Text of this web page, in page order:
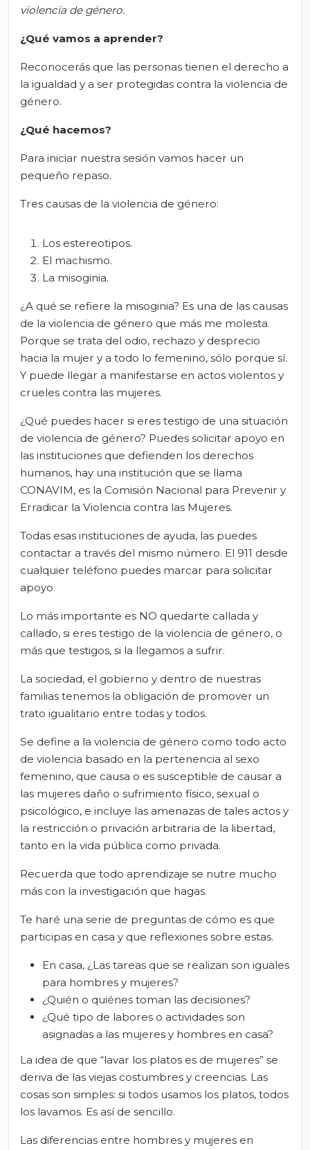
violencia de género.
¿Qué vamos a aprender?
Reconocerás que las personas tienen el derecho a
la igualdad y a ser protegidas contra la violencia de
género.
¿Qué hacemos?
Para iniciar nuestra sesión vamos hacer un
pequeño repaso.
Tres causas de la violencia de género:
Los estereotipos.
El machismo.
La misoginia.
¿A qué se refiere la misoginia? Es una de las causas
de la violencia de género que más me molesta.
Porque se trata del odio, rechazo y desprecio
hacia la mujer y a todo lo femenino, sólo porque sí.
Y puede llegar a manifestarse en actos violentos y
crueles contra las mujeres.
¿Qué puedes hacer si eres testigo de una situación
de violencia de género? Puedes solicitar apoyo en
las instituciones que defienden los derechos
humanos, hay una institución que se llama
CONAVIM, es la Comisión Nacional para Prevenir y
Erradicar la Violencia contra las Mujeres.
Todas esas instituciones de ayuda, las puedes
contactar a través del mismo número. El 911 desde
cualquier teléfono puedes marcar para solicitar
apoyo.
Lo más importante es NO quedarte callada y
callado, si eres testigo de la violencia de género, o
más que testigos, si la llegamos a sufrir.
La sociedad, el gobierno y dentro de nuestras
familias tenemos la obligación de promover un
trato igualitario entre todas y todos.
Se define a la violencia de género como todo acto
de violencia basado en la pertenencia al sexo
femenino, que causa o es susceptible de causar a
las mujeres daño o sufrimiento físico, sexual o
psicológico, e incluye las amenazas de tales actos y
la restricción o privación arbitraria de la libertad,
tanto en la vida pública como privada.
Recuerda que todo aprendizaje se nutre mucho
más con la investigación que hagas.
Te haré una serie de preguntas de cómo es que
participas en casa y que reflexiones sobre estas.
En casa, ¿Las tareas que se realizan son iguales
para hombres y mujeres?
¿Quién o quiénes toman las decisiones?
¿Qué tipo de labores o actividades son
asignadas a las mujeres y hombres en casa?
La idea de que “lavar los platos es de mujeres” se
deriva de las viejas costumbres y creencias. Las
cosas son simples: si todos usamos los platos, todos
los lavamos. Es así de sencillo.
Las diferencias entre hombres y mujeres en